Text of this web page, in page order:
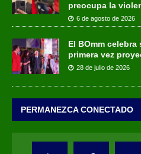
preocupa la
6 de agosto de 2026
El BOmm
primera vez
28 de julio de 2026
PERMANEZCA CONECTADO